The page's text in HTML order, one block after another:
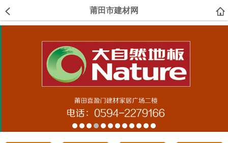
莆田市建材网